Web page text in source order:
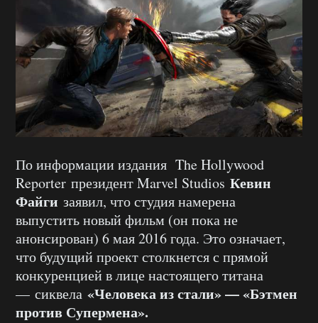
По информации издания The Hollywood
Reporter президент Marvel Studios Кевин
Файги заявил, что студия намерена
выпустить новый фильм (он пока не
анонсирован) 6 мая 2016 года. Это означает,
что будущий проект столкнется с прямой
конкуренцией в лице настоящего титана
— сиквела «Человека из стали» — «Бэтмен
против Супермена».